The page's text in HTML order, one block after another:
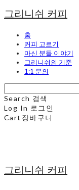
그리니쉬 커피
홈
커피 고르기
마신 분들 이야기
그리니쉬의 기준
1:1 문의
Search 검색
Log In 로그인
Cart 장바구니
그리니쉬 커피